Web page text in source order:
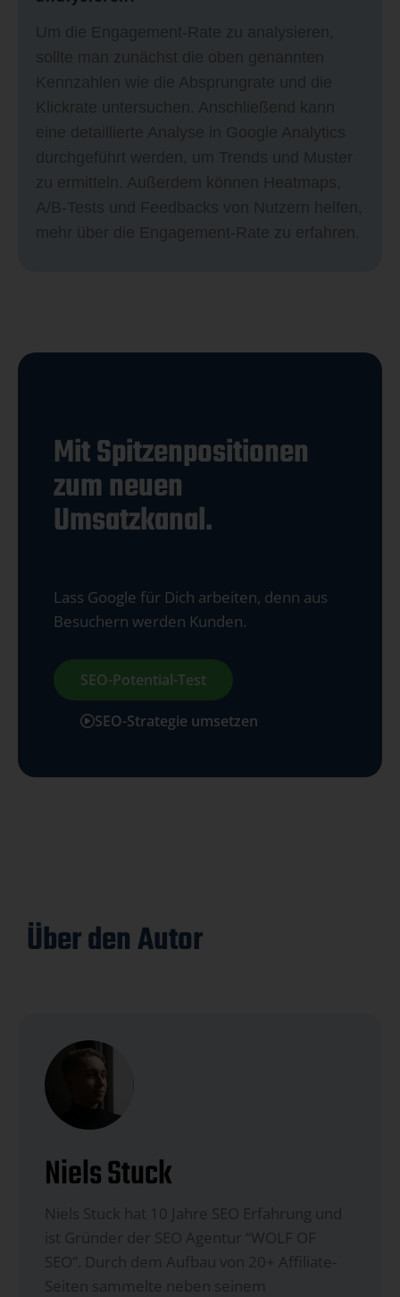
Um die Engagement-Rate zu analysieren,
sollte man zunächst die oben genannten
Kennzahlen wie die Absprungrate und die
Klickrate untersuchen. Anschließend kann
eine detaillierte Analyse in Google Analytics
durchgeführt werden, um Trends und Muster
zu ermitteln. Außerdem können Heatmaps,
A/B-Tests und Feedbacks von Nutzern helfen,
mehr über die Engagement-Rate zu erfahren.
Mit Spitzenpositionen
zum neuen
Umsatzkanal.
Lass Google für Dich arbeiten, denn aus
Besuchern werden Kunden.
SEO-Potential-Test
SEO-Strategie umsetzen
Über den Autor
Niels Stuck
Niels Stuck hat 10 Jahre SEO Erfahrung und
ist Gründer der SEO Agentur “WOLF OF
SEO”. Durch dem Aufbau von 20+ Affiliate-
Seiten sammelte neben seinem